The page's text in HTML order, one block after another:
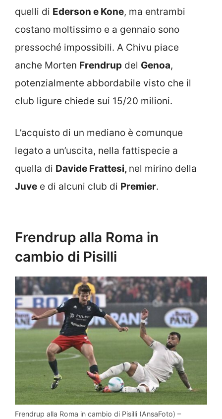
quelli di Ederson e Kone, ma entrambi
costano moltissimo e a gennaio sono
pressoché impossibili. A Chivu piace
anche Morten Frendrup del Genoa,
potenzialmente abbordabile visto che il
club ligure chiede sui 15/20 milioni.
L’acquisto di un mediano è comunque
legato a un’uscita, nella fattispecie a
quella di Davide Frattesi, nel mirino della
Juve e di alcuni club di Premier.
Frendrup alla Roma in
cambio di Pisilli
Frendrup alla Roma in cambio di Pisilli (AnsaFoto) –